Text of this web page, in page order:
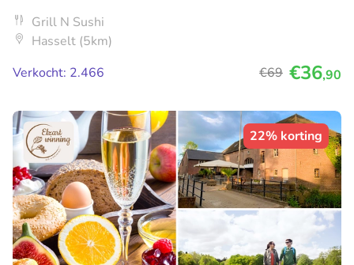
Grill N Sushi
Hasselt (5km)
Verkocht: 2.466
€69 €36,90
22% korting